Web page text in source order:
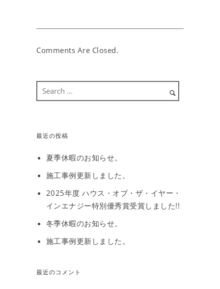
Comments Are Closed.
最近の投稿
夏季休暇のお知らせ。
施工事例更新しました。
2025年度 ハウス・オブ・ザ・イヤー・
インエナジー特別優秀賞受賞しました!!
冬季休暇のお知らせ。
施工事例更新しました。
最近のコメント